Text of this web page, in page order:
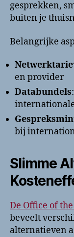
gesprekken,
buiten je
Belangrijke
en provider
Databundels
bij
Slimme
De Office of
beveelt
alternatieven